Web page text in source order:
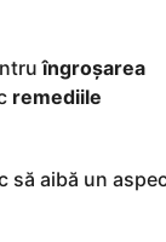
îngroșarea
remediile
să aibă un